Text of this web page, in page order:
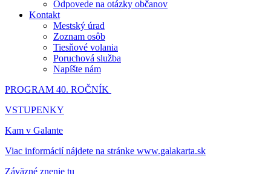
Odpovede na otázky občanov
Kontakt
Mestský úrad
Zoznam osôb
Tiesňové volania
Poruchová služba
Napíšte nám
PROGRAM 40. ROČNÍK
VSTUPENKY
Kam v Galante
Viac informácií nájdete na stránke www.galakarta.sk
Záväzné znenie tu